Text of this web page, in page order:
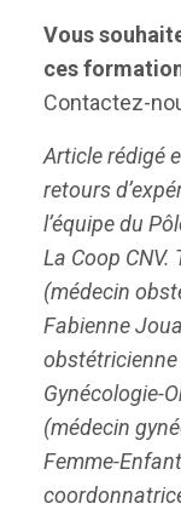
Vous
ces
Contactez-
Article rédigé
retours
l’équipe du
La Coop
(médecin
Fabienne
Gynécologie-
(médecin
Femme-